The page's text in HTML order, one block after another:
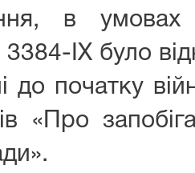
в
IX було
до початку
«Про